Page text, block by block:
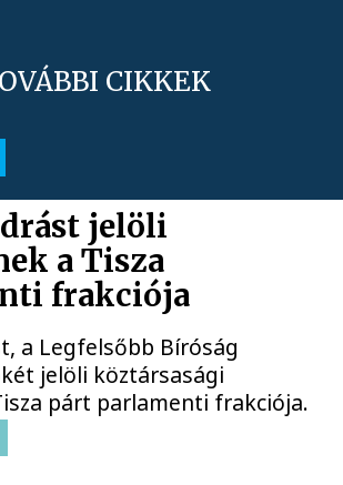
CIKKEK
jelöli
a Tisza
frakciója
a Legfelsőbb Bíróság
jelöli köztársasági
párt parlamenti frakciója.